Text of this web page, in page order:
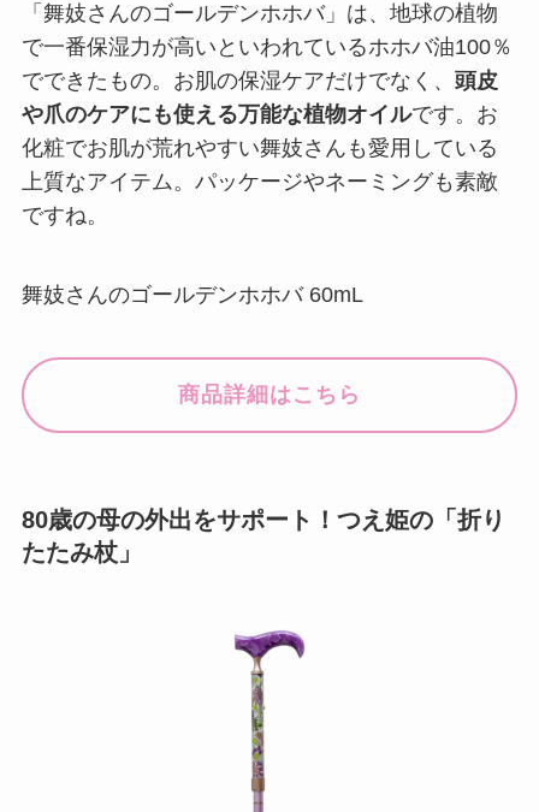
「舞妓さんのゴールデンホホバ」は、地球の植物
で一番保湿力が高いといわれているホホバ油100％
でできたもの。お肌の保湿ケアだけでなく、 頭皮
や爪のケアにも使える万能な植物オイルです。お
化粧でお肌が荒れやすい舞妓さんも愛用している
上質なアイテム。パッケージやネーミングも素敵
ですね。
舞妓さんのゴールデンホホバ 60mL
商品詳細はこちら
80歳の母の外出をサポート！つえ姫の「折り
たたみ杖」